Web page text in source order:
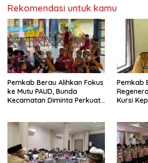
Rekomendasi untuk kamu
Pemkab Berau Alihkan Fokus
ke Mutu PAUD, Bunda
Kecamatan Diminta Perkuat
Pemkab
Kursi